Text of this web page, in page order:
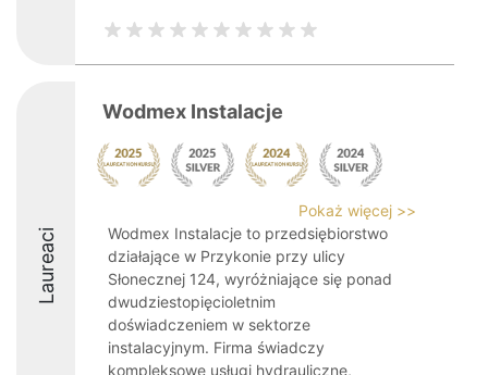
Laureaci
Wodmex Instalacje
Pokaż więcej >>
Wodmex Instalacje to przedsiębiorstwo
działające w Przykonie przy ulicy
Słonecznej 124, wyróżniające się ponad
dwudziestopięcioletnim
doświadczeniem w sektorze
instalacyjnym. Firma świadczy
kompleksowe usługi hydrauliczne,